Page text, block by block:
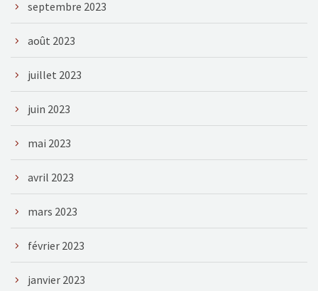
septembre 2023
août 2023
juillet 2023
juin 2023
mai 2023
avril 2023
mars 2023
février 2023
janvier 2023